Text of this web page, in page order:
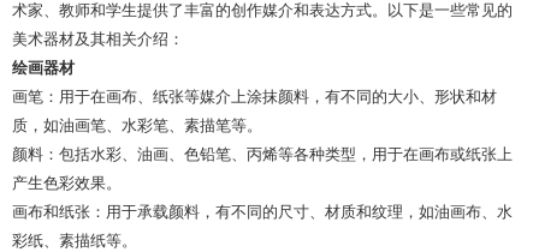
术家、教师和学生提供了丰富的创作媒介和表达方式。以下是一些常见的
美术器材及其相关介绍：
绘画器材
画笔：用于在画布、纸张等媒介上涂抹颜料，有不同的大小、形状和材
质，如油画笔、水彩笔、素描笔等。
颜料：包括水彩、油画、色铅笔、丙烯等各种类型，用于在画布或纸张上
产生色彩效果。
画布和纸张：用于承载颜料，有不同的尺寸、材质和纹理，如油画布、水
彩纸、素描纸等。